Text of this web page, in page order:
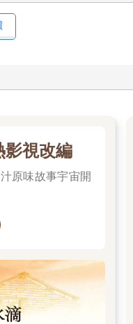
生氣。我根本不在乎你偷
說。他朝原木吐了口菸
叫你一口吞進去。」
他也清楚自己多高大。
．泰伯蕭靠著滾木鉤望
背影，就知道他有多憤
舍。
來，但比利．泰伯蕭倒
時他直冒汗。他是位胖
影視改編
原味故事宇宙開